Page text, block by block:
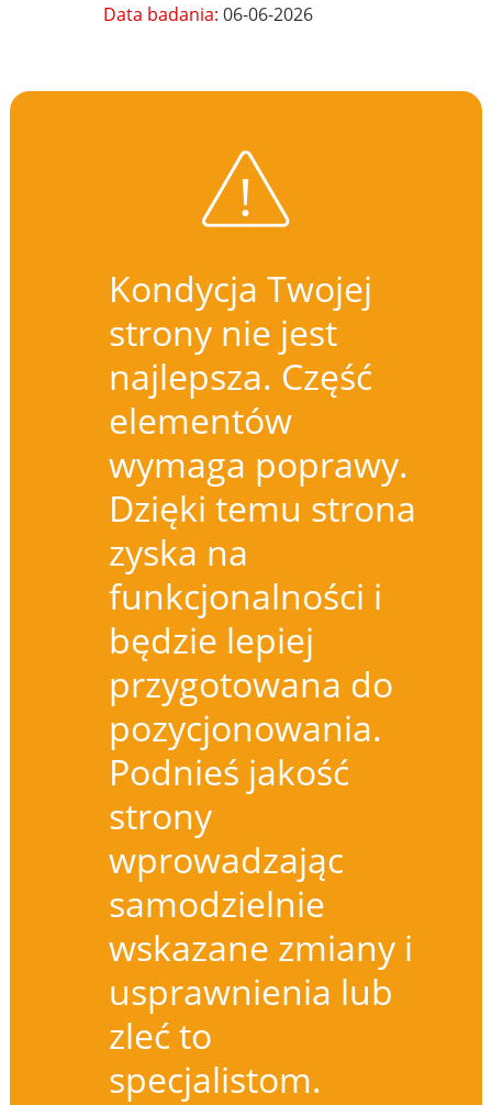
Data badania:06-06-2026
Kondycja Twojej
strony nie jest
najlepsza. Część
elementów
wymaga poprawy.
Dzięki temu strona
zyska na
funkcjonalności i
będzie lepiej
przygotowana do
pozycjonowania.
Podnieś jakość
strony
wprowadzając
samodzielnie
wskazane zmiany i
usprawnienia lub
zleć to
specjalistom.